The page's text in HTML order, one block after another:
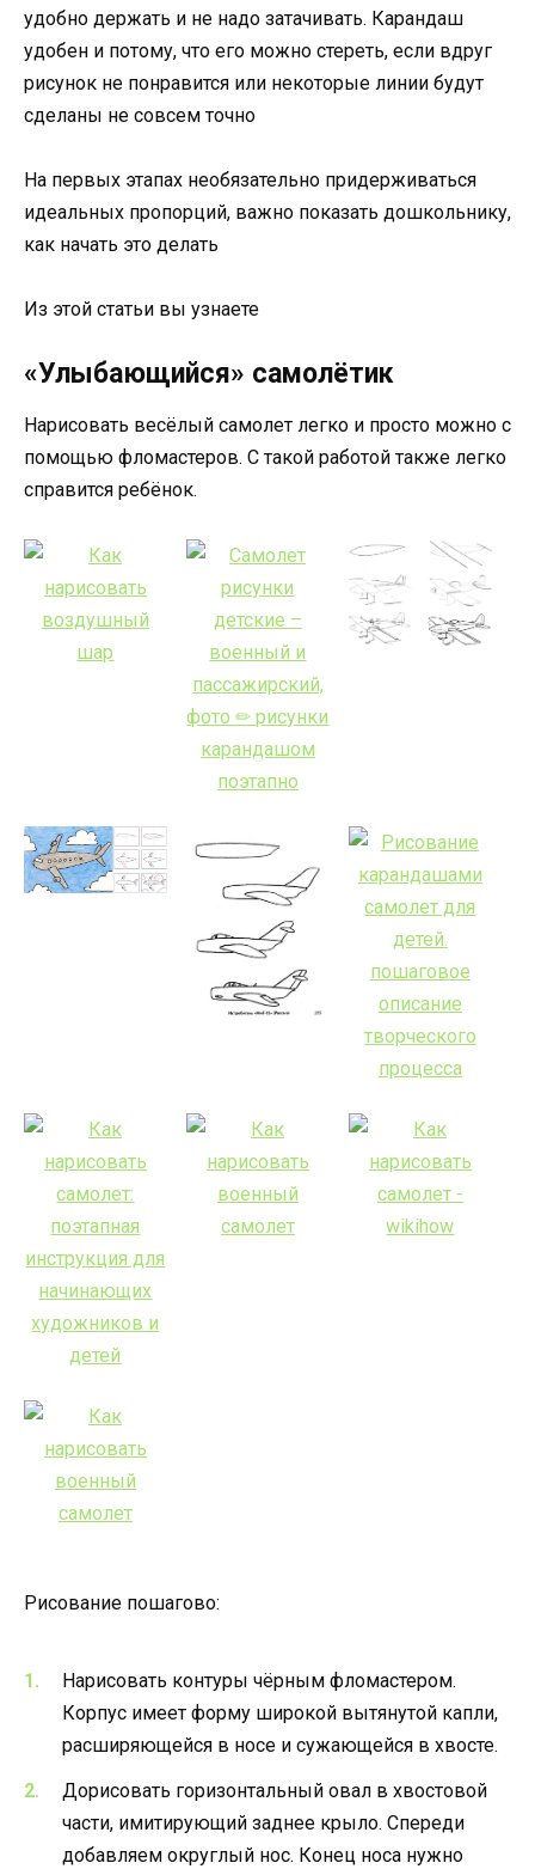
удобно держать и не надо затачивать. Карандаш
удобен и потому, что его можно стереть, если вдруг
рисунок не понравится или некоторые линии будут
сделаны не совсем точно
На первых этапах необязательно придерживаться
идеальных пропорций, важно показать дошкольнику,
как начать это делать
Из этой статьи вы узнаете
«Улыбающийся» самолётик
Нарисовать весёлый самолет легко и просто можно с
помощью фломастеров. С такой работой также легко
справится ребёнок.
Рисование пошагово:
Нарисовать контуры чёрным фломастером.
Корпус имеет форму широкой вытянутой капли,
расширяющейся в носе и сужающейся в хвосте.
Дорисовать горизонтальный овал в хвостовой
части, имитирующий заднее крыло. Спереди
добавляем округлый нос. Конец носа нужно